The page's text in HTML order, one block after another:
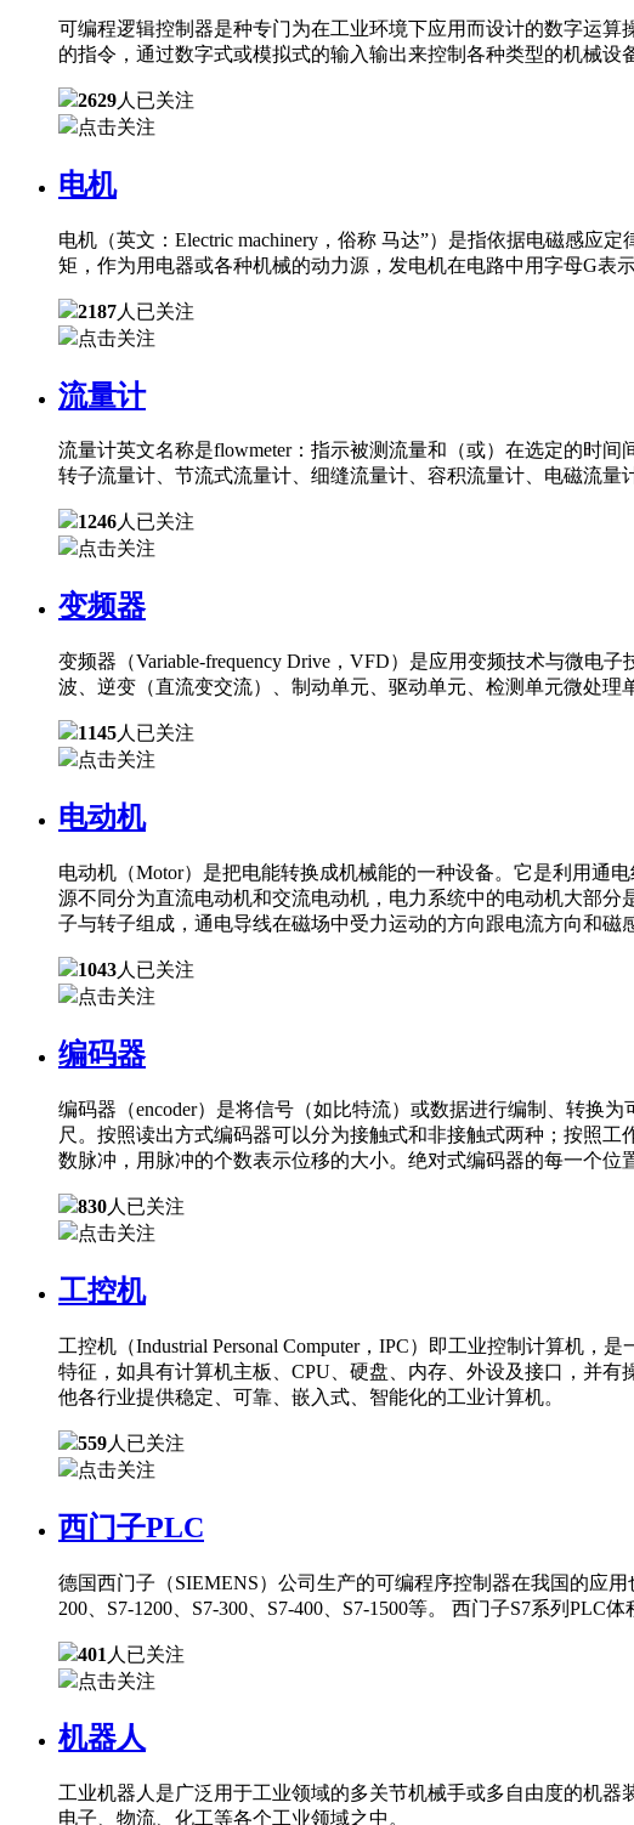
可编程逻辑控制器是种专门为在工业环境下应用而设计的数字运
的指令，通过数字式或模拟式的输入输出来控制各种类型的机械设
2629人已关注
点击关注
电机
电机（英文：Electric machinery，俗称 马达”）是指依据电磁感应
矩，作为用电器或各种机械的动力源，发电机在电路中用字母G表
2187人已关注
点击关注
流量计
流量计英文名称是flowmeter：指示被测流量和（或）在选定的时
转子流量计、节流式流量计、细缝流量计、容积流量计、电磁流量
1246人已关注
点击关注
变频器
变频器（Variable-frequency Drive，VFD）是应用变频技术与微电
波、逆变（直流变交流）、制动单元、驱动单元、检测单元微处理
1145人已关注
点击关注
电动机
电动机（Motor）是把电能转换成机械能的一种设备。它是利用通
源不同分为直流电动机和交流电动机，电力系统中的电动机大部
子与转子组成，通电导线在磁场中受力运动的方向跟电流方向和
1043人已关注
点击关注
编码器
编码器（encoder）是将信号（如比特流）或数据进行编制、转换
尺。按照读出方式编码器可以分为接触式和非接触式两种；按照
数脉冲，用脉冲的个数表示位移的大小。绝对式编码器的每一个
830人已关注
点击关注
工控机
工控机（Industrial Personal Computer，IPC）即工业控制计算机
特征，如具有计算机主板、CPU、硬盘、内存、外设及接口，并
他各行业提供稳定、可靠、嵌入式、智能化的工业计算机。
559人已关注
点击关注
西门子PLC
德国西门子（SIEMENS）公司生产的可编程序控制器在我国的应
200、S7-1200、S7-300、S7-400、S7-1500等。 西门子S7系列
401 人已关注
点击关注
机器人
工业机器人是广泛用于工业领域的多关节机械手或多自由度的机
电子、物流、化工等各个工业领域之中。